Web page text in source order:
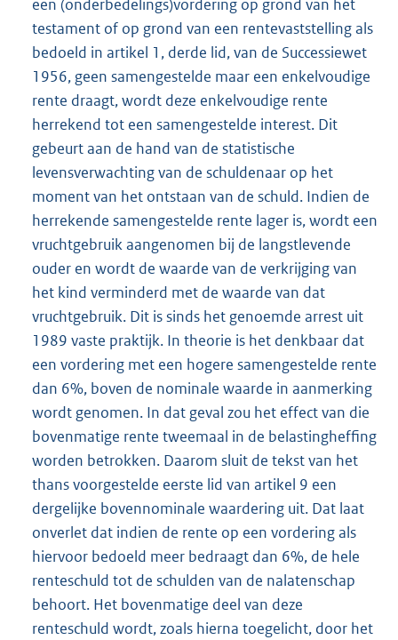
een (onderbedelings)vordering op grond van het
testament of op grond van een rentevaststelling als
bedoeld in artikel 1, derde lid, van de Successiewet
1956, geen samengestelde maar een enkelvoudige
rente draagt, wordt deze enkelvoudige rente
herrekend tot een samengestelde interest. Dit
gebeurt aan de hand van de statistische
levensverwachting van de schuldenaar op het
moment van het ontstaan van de schuld. Indien de
herrekende samengestelde rente lager is, wordt een
vruchtgebruik aangenomen bij de langstlevende
ouder en wordt de waarde van de verkrijging van
het kind verminderd met de waarde van dat
vruchtgebruik. Dit is sinds het genoemde arrest uit
1989 vaste praktijk. In theorie is het denkbaar dat
een vordering met een hogere samengestelde rente
dan 6%, boven de nominale waarde in aanmerking
wordt genomen. In dat geval zou het effect van die
bovenmatige rente tweemaal in de belastingheffing
worden betrokken. Daarom sluit de tekst van het
thans voorgestelde eerste lid van artikel 9 een
dergelijke bovennominale waardering uit. Dat laat
onverlet dat indien de rente op een vordering als
hiervoor bedoeld meer bedraagt dan 6%, de hele
renteschuld tot de schulden van de nalatenschap
behoort. Het bovenmatige deel van deze
renteschuld wordt, zoals hierna toegelicht, door het